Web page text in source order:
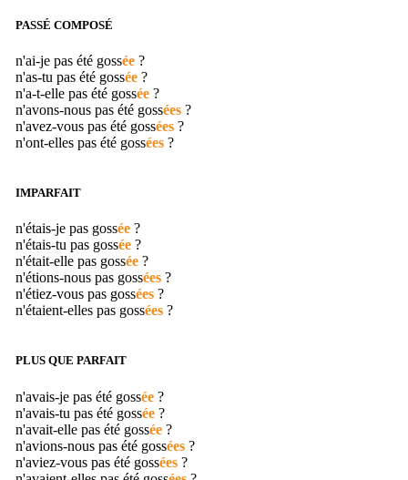
PASSÉ COMPOSÉ
n'ai-je pas été gossée ?
n'as-tu pas été gossée ?
n'a-t-elle pas été gossée ?
n'avons-nous pas été gossées ?
n'avez-vous pas été gossées ?
n'ont-elles pas été gossées ?
IMPARFAIT
n'étais-je pas gossée ?
n'étais-tu pas gossée ?
n'était-elle pas gossée ?
n'étions-nous pas gossées ?
n'étiez-vous pas gossées ?
n'étaient-elles pas gossées ?
PLUS QUE PARFAIT
n'avais-je pas été gossée ?
n'avais-tu pas été gossée ?
n'avait-elle pas été gossée ?
n'avions-nous pas été gossées ?
n'aviez-vous pas été gossées ?